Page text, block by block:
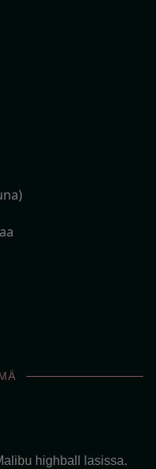
highball lasissa.